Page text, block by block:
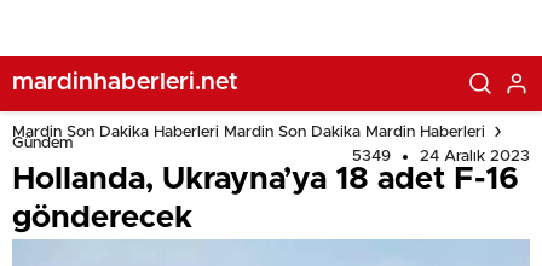
mardinhaberleri.net
Mardin Son Dakika Haberleri Mardin Son Dakika Mardin Haberleri
Gündem
5349
24 Aralık 2023
Hollanda, Ukrayna’ya 18 adet F-16
gönderecek